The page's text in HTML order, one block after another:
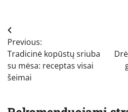
Navigacija
tarp
įrašų
Previous:
Tradicinė kopūstų sriuba
su mėsa: receptas visai
šeimai